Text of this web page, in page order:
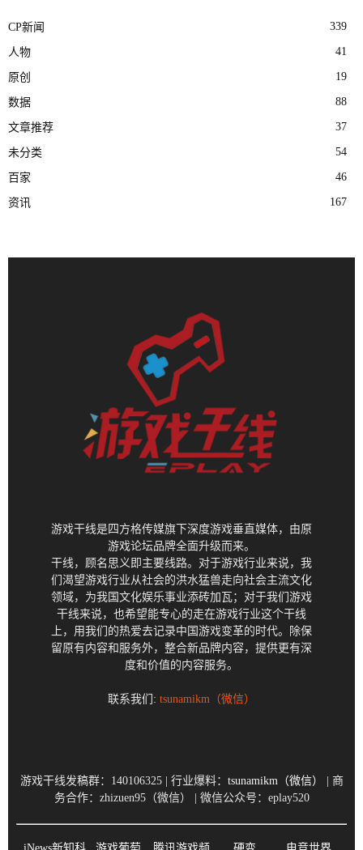
CP新闻 339
人物 41
原创 19
数据 88
文章推荐 37
未分类 54
百家 46
资讯 167
游戏干线是四方格传媒旗下深度游戏垂直媒体，由原
游戏论坛品牌全面升级而来。
干线，顾名思义即主要线路。对于游戏行业来说，我
们渴望游戏行业从社会的洪水猛兽走向社会主流文化
领域，为我国文化娱乐事业添砖加瓦；对于我们游戏
干线来说，也希望能专心的走在游戏行业这个干线
上，用我们的热爱去记录中国游戏变革的时代。除保
留原有内容和服务外，整合新品牌内容，提供更有深
度和价值的内容服务。
联系我们: tsunamikm（微信）
游戏干线发稿群：140106325 | 行业爆料： tsunamikm（微信）
| 商
务合作：zhizuen95（微信） | 微信公众号：eplay520